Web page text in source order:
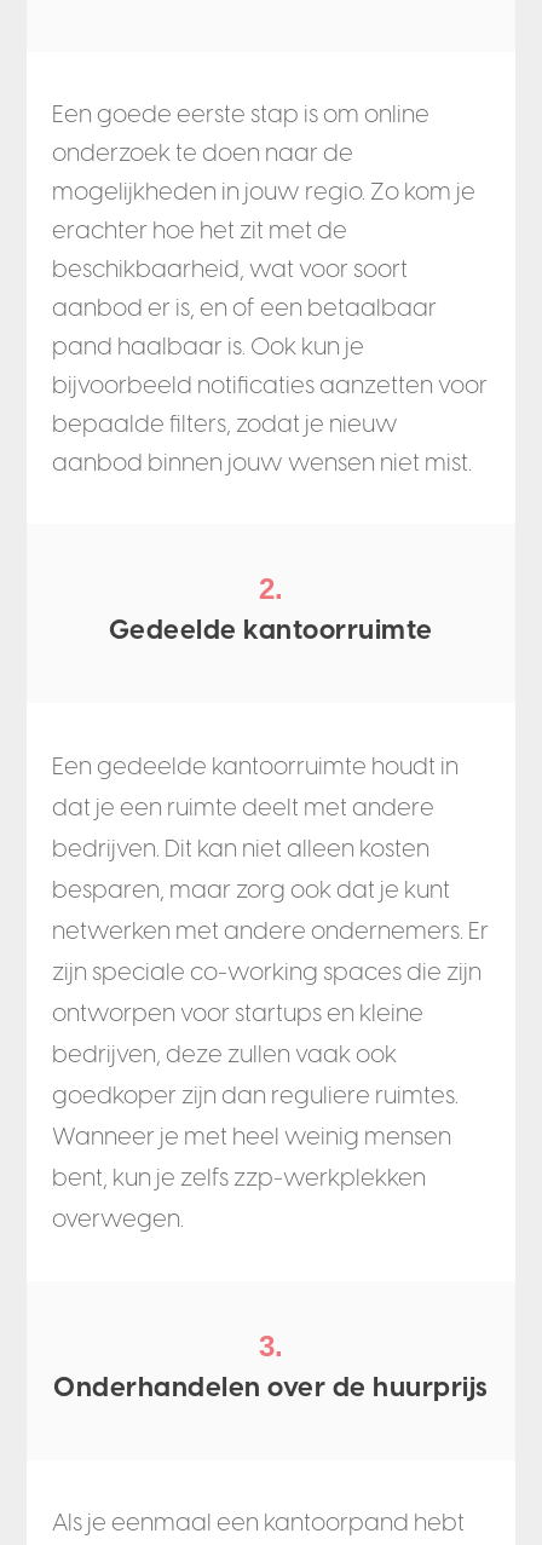
Een goede eerste stap is om online
onderzoek te doen naar de
mogelijkheden in jouw regio. Zo kom je
erachter hoe het zit met de
beschikbaarheid, wat voor soort
aanbod er is, en of een betaalbaar
pand haalbaar is. Ook kun je
bijvoorbeeld notificaties aanzetten voor
bepaalde filters, zodat je nieuw
aanbod binnen jouw wensen niet mist.
2.
Gedeelde kantoorruimte
Een gedeelde kantoorruimte houdt in
dat je een ruimte deelt met andere
bedrijven. Dit kan niet alleen kosten
besparen, maar zorg ook dat je kunt
netwerken met andere ondernemers. Er
zijn speciale co-working spaces die zijn
ontworpen voor startups en kleine
bedrijven, deze zullen vaak ook
goedkoper zijn dan reguliere ruimtes.
Wanneer je met heel weinig mensen
bent, kun je zelfs zzp-werkplekken
overwegen.
3.
Onderhandelen over de huurprijs
Als je eenmaal een kantoorpand hebt